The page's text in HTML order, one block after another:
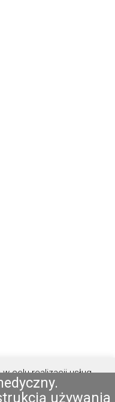
celu realizacji usług.
lub dostępu do
używania